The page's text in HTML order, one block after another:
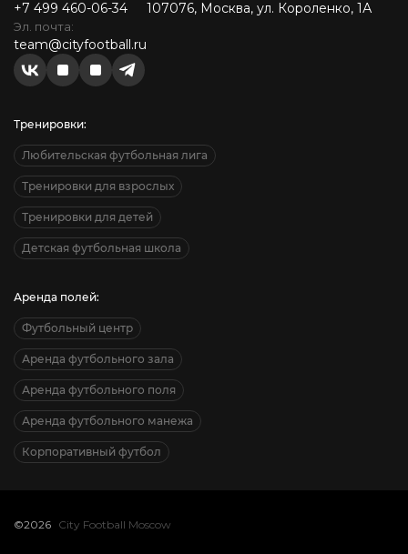
+7 499 460-06-34
Эл. почта:
team@cityfootball.ru
107076, Москва, ул. Короленко, 1А
Тренировки:
Любительская футбольная лига
Тренировки для взрослых
Тренировки для детей
Детская футбольная школа
Аренда полей:
Футбольный центр
Аренда футбольного зала
Аренда футбольного поля
Аренда футбольного манежа
Корпоративный футбол
©2026 City Football Moscow